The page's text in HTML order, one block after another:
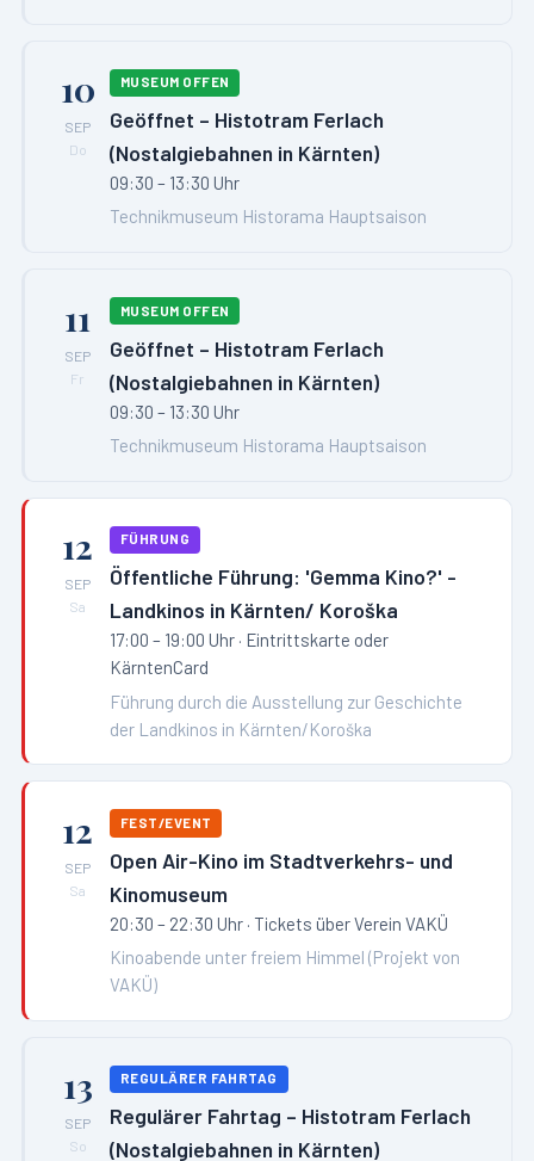
10
SEP
Do
MUSEUM OFFEN
Geöffnet – Histotram Ferlach
(Nostalgiebahnen in Kärnten)
09:30 – 13:30 Uhr
Technikmuseum Historama Hauptsaison
11
SEP
Fr
MUSEUM OFFEN
Geöffnet – Histotram Ferlach
(Nostalgiebahnen in Kärnten)
09:30 – 13:30 Uhr
Technikmuseum Historama Hauptsaison
12
SEP
Sa
FÜHRUNG
Öffentliche Führung: 'Gemma Kino?' -
Landkinos in Kärnten/ Koroška
17:00 – 19:00 Uhr · Eintrittskarte oder
KärntenCard
Führung durch die Ausstellung zur Geschichte
der Landkinos in Kärnten/Koroška
12
SEP
Sa
FEST/EVENT
Open Air-Kino im Stadtverkehrs- und
Kinomuseum
20:30 – 22:30 Uhr · Tickets über Verein VAKÜ
Kinoabende unter freiem Himmel (Projekt von
VAKÜ)
13
SEP
So
REGULÄRER FAHRTAG
Regulärer Fahrtag – Histotram Ferlach
(Nostalgiebahnen in Kärnten)